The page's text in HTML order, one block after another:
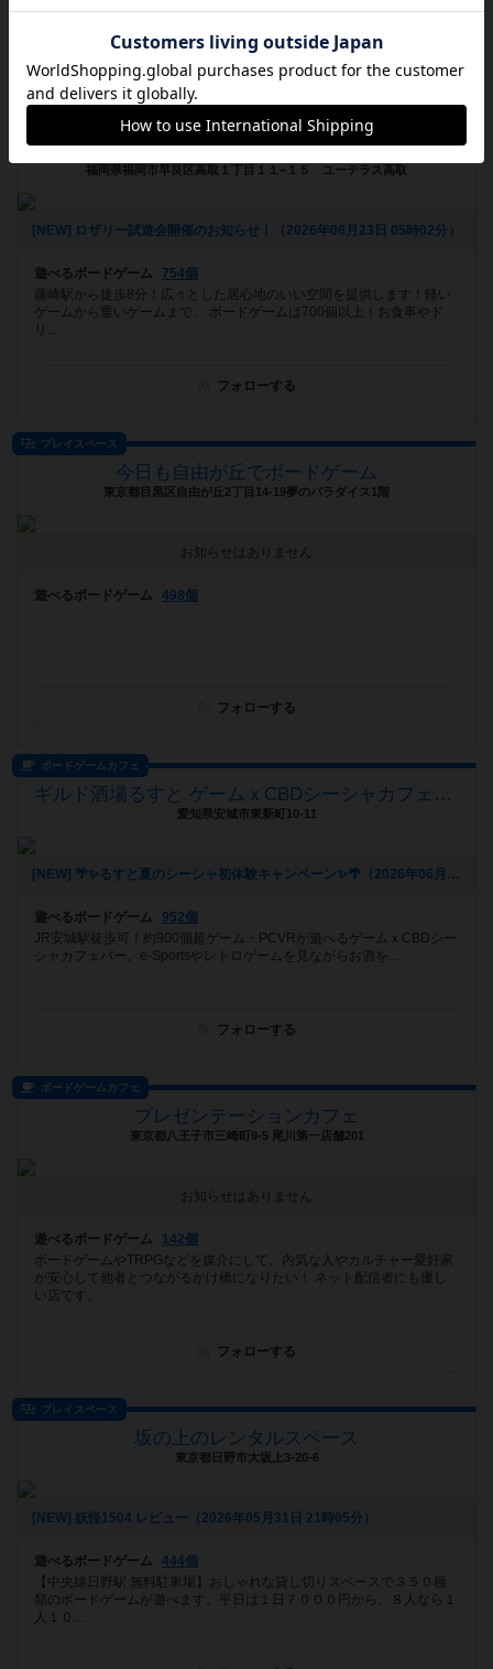
おす...
フォローする
ボードゲームカフェ
福岡ボードゲームカフェ INTALES Cafe
福岡県福岡市早良区高取１丁目１１−１５ ユーテラス高取
[NEW] ロザリー試遊会開催のお知らせ！（2026年06月23日 05時02分）
遊べるボードゲーム
754個
藤崎駅から徒歩8分！広々とした居心地のいい空間を提供します！軽い
ゲームから重いゲームまで、 ボードゲームは700個以上！お食事やド
リ...
フォローする
プレイスペース
今日も自由が丘でボードゲーム
東京都目黒区自由が丘2丁目14-19夢のパラダイス1階
お知らせはありません
遊べるボードゲーム 498個
フォローする
ボードゲームカフェ
ギルド酒場るすと ゲームｘCBDシーシャカフェバー
愛知県安城市東新町10-11
[NEW] 🌴✨るすと夏のシーシャ初体験キャンペーン✨🌴（2026年06月03日 02時03分）
遊べるボードゲーム
952個
JR安城駅徒歩可！約900個超ゲーム・PCVRが遊べるゲームｘCBDシー
シャカフェバー。e-Sportsやレトロゲームを見ながらお酒を...
フォローする
ボードゲームカフェ
プレゼンテーションカフェ
東京都八王子市三崎町9-5 尾川第一店舗201
お知らせはありません
遊べるボードゲーム
142個
ボードゲームやTRPGなどを媒介にして、内気な人やカルチャー愛好家
が安心して他者とつながるかけ橋になりたい！ ネット配信者にも優し
い店です。
フォローする
プレイスペース
坂の上のレンタルスペース
東京都日野市大坂上3-20-6
[NEW] 妖怪1504 レビュー（2026年05月31日 21時05分）
遊べるボードゲーム
444個
【中央線日野駅 無料駐車場】おしゃれな貸し切りスペースで３５０種
類のボードゲームが遊べます。平日は１日７０００円から、８人なら１
人１０...